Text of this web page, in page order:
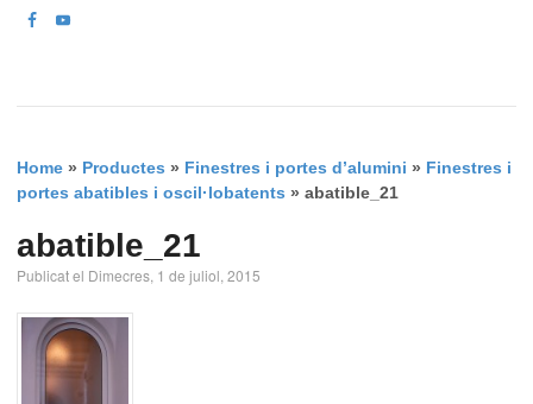
Home » Productes » Finestres i portes d’alumini » Finestres i
portes abatibles i oscil·lobatents » abatible_21
abatible_21
Publicat el Dimecres, 1 de juliol, 2015